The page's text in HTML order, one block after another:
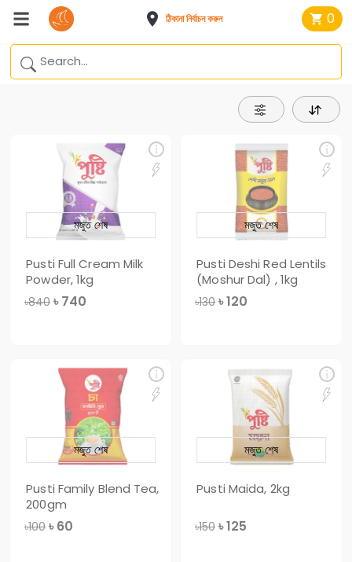
ঠিকানা নির্বাচন করুন 0
Pusti Full Cream Milk
Powder, 1kg
৳840 ৳ 740
মজুত শেষ
Pusti Deshi Red Lentils
(Moshur Dal) , 1kg
৳130 ৳120
মজুত শেষ
Pusti Family Blend Tea,
200gm
৳100 ৳ 60
মজুত শেষ
Pusti Maida, 2kg
৳150 ৳125
মজুত শেষ